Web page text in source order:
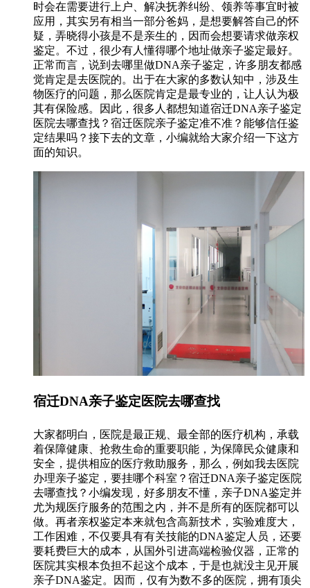
时会在需要进行上户、解决抚养纠纷、领养等事宜时被
应用，其实另有相当一部分爸妈，是想要解答自己的怀
疑，弄晓得小孩是不是亲生的，因而会想要请求做亲权
鉴定。不过，很少有人懂得哪个地址做亲子鉴定最好。
正常而言，说到去哪里做DNA亲子鉴定，许多朋友都感
觉肯定是去医院的。出于在大家的多数认知中，涉及生
物医疗的问题，那么医院肯定是最专业的，让人认为极
其有保险感。因此，很多人都想知道宿迁DNA亲子鉴定
医院去哪查找？宿迁医院亲子鉴定准不准？能够信任鉴
定结果吗？接下去的文章，小编就给大家介绍一下这方
面的知识。
宿迁DNA亲子鉴定医院去哪查找
大家都明白，医院是最正规、最全部的医疗机构，承载
着保障健康、抢救生命的重要职能，为保障民众健康和
安全，提供相应的医疗救助服务，那么，例如我去医院
办理亲子鉴定，要挂哪个科室？宿迁DNA亲子鉴定医院
去哪查找？小编发现，好多朋友不懂，亲子DNA鉴定并
尤为规医疗服务的范围之内，并不是所有的医院都可以
做。再者亲权鉴定本来就包含高新技术，实验难度大，
工作困难，不仅要具有有关技能的DNA鉴定人员，还要
要耗费巨大的成本，从国外引进高端检验仪器，正常的
医院其实根本负担不起这个成本，于是也就没主见开展
亲子DNA鉴定。因而，仅有为数不多的医院，拥有顶尖